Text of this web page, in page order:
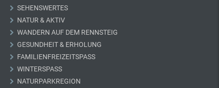
SEHENSWERTES
NATUR & AKTIV
WANDERN AUF DEM RENNSTEIG
GESUNDHEIT & ERHOLUNG
FAMILIENFREIZEITSPASS
WINTERSPASS
NATURPARKREGION